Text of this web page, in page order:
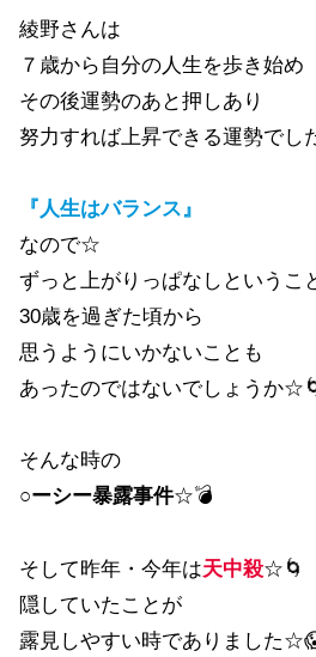
綾野さんは
７歳から自分の人生を歩き始め
その後運勢のあと押しあり
努力すれば上昇できる運勢で
『人生はバランス』
なので☆
ずっと上がりっぱなしというこ
30歳を過ぎた頃から
思うようにいかないことも
あったのではないでしょうか
そんな時の
○ーシー暴露事件☆💣
そして昨年・今年は天中殺☆🌀
隠していたことが
露見しやすい時でありました